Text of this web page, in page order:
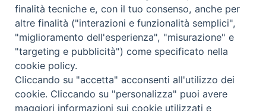
Privacy Policy Trasparenza
Termini e Condizioni
finalità tecniche e, con il tuo consenso, anche per
altre finalità ("interazioni e funzionalità semplici",
"miglioramento dell'esperienza", "misurazione" e
"targeting e pubblicità") come specificato nella
cookie policy.
Cliccando su "accetta" acconsenti all'utilizzo dei
cookie. Cliccando su "personalizza" puoi avere
maggiori informazioni sui cookie utilizzati e